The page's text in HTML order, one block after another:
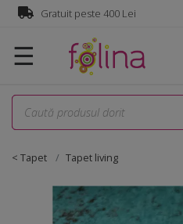
Gratuit peste 400 Lei
☰
< Tapet Tapet living